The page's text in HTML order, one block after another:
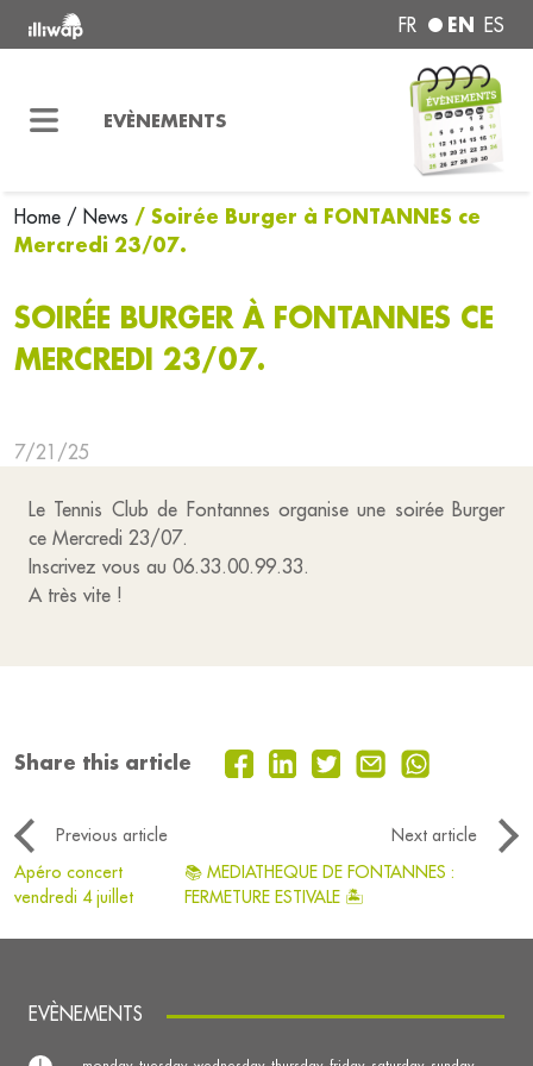
FR EN ES
EVÈNEMENTS
Home / News / Soirée Burger à FONTANNES ce
Mercredi 23/07.
SOIRÉE BURGER À FONTANNES CE
MERCREDI 23/07.
7/21/25
Le Tennis Club de Fontannes organise une soirée Burger
ce Mercredi 23/07.
Inscrivez vous au 06.33.00.99.33.
A très vite !
Share this article
Previous article
Next article
Apéro concert
vendredi 4 juillet
📚 MEDIATHEQUE DE FONTANNES :
FERMETURE ESTIVALE 🏝
EVÈNEMENTS